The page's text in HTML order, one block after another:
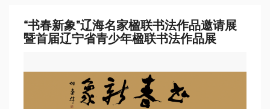
“书春新象”辽海名家楹联书法作品邀请展
暨首届辽宁省青少年楹联书法作品展